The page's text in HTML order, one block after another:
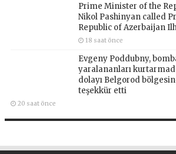
Prime Minister of the
Nikol Pashinyan called
Republic of Azerbaijan
18 saat önce
Evgeny Poddubny,
yaralananları
dolayı Belgorod
teşekkür etti
20 saat önce